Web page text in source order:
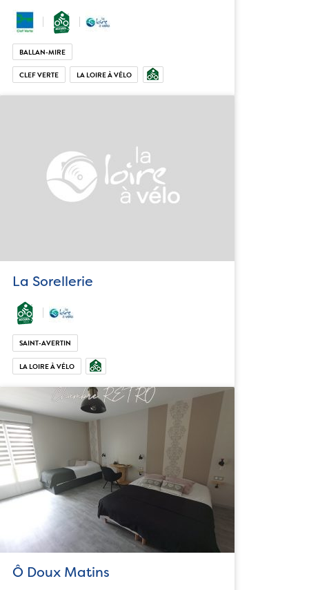
BALLAN-MIRE
CLEF VERTE LA LOIRE À VÉLO
La Sorellerie
SAINT-AVERTIN
LA LOIRE À VÉLO
Ô Doux Matins